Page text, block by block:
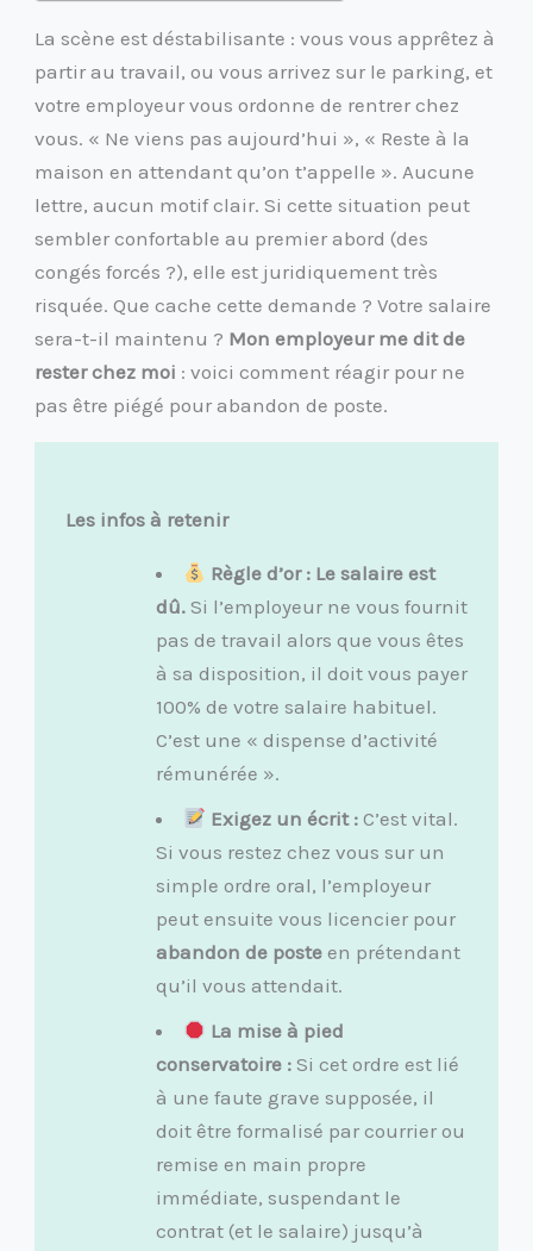
La scène est déstabilisante : vous vous apprêtez à
partir au travail, ou vous arrivez sur le parking, et
votre employeur vous ordonne de rentrer chez
vous. « Ne viens pas aujourd’hui », « Reste à la
maison en attendant qu’on t’appelle ». Aucune
lettre, aucun motif clair. Si cette situation peut
sembler confortable au premier abord (des
congés forcés ?), elle est juridiquement très
risquée. Que cache cette demande ? Votre salaire
sera-t-il maintenu ? Mon employeur me dit de
rester chez moi : voici comment réagir pour ne
pas être piégé pour abandon de poste.
Les infos à retenir
Règle d’or : Le salaire est
dû.Si l’employeur ne vous fournit
pas de travail alors que vous êtes
à sa disposition, il doit vous payer
100% de votre salaire habituel.
C’est une « dispense d’activité
rémunérée ».
Exigez un écrit : C’est vital.
Si vous restez chez vous sur un
simple ordre oral, l’employeur
peut ensuite vous licencier pour
abandon de posteen prétendant
qu’il vous attendait.
La mise à pied
conservatoire :Si cet ordre est lié
à une faute grave supposée, il
doit être formalisé par courrier ou
remise en main propre
immédiate, suspendant le
contrat (et le salaire) jusqu’à